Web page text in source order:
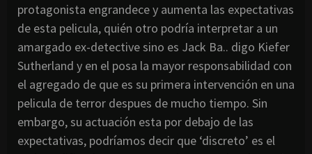
protagonista engrandece y aumenta las expectativas
de esta pelicula, quién otro podría interpretar a un
amargado ex-detective sino es Jack Ba.. digo Kiefer
Sutherland y en el posa la mayor responsabilidad con
el agregado de que es su primera intervención en una
pelicula de terror despues de mucho tiempo. Sin
embargo, su actuación esta por debajo de las
expectativas, podríamos decir que ‘discreto’ es el